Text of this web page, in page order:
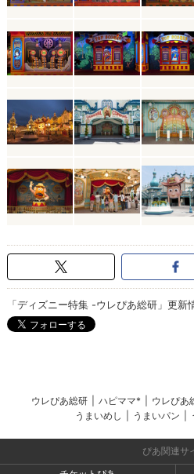
「ディズニー特集 -ウレぴあ総研」更新
ウレぴあ総研 ハピママ* ウレぴあ
うまいめし
うまいパン
ぴあ関連サ